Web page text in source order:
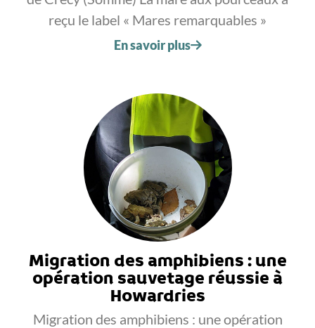
reçu le label « Mares remarquables »
En savoir plus
Migration des amphibiens : une
opération sauvetage réussie à
Howardries
Migration des amphibiens : une opération